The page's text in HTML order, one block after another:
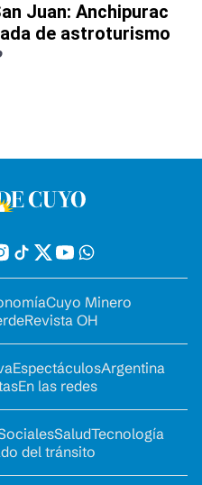
Juan: Anchipurac
de astroturismo
Cuyo Minero
Revista OH
EspectáculosArgentina
En las redes
SaludTecnología
del tránsito